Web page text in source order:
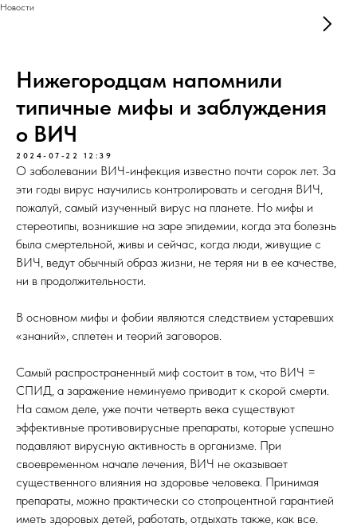
Новости
Нижегородцам напомнили
типичные мифы и заблуждения
о ВИЧ
2024-07-22 12:39
О заболевании ВИЧ-инфекция известно почти сорок лет. За
эти годы вирус научились контролировать и сегодня ВИЧ,
пожалуй, самый изученный вирус на планете. Но мифы и
стереотипы, возникшие на заре эпидемии, когда эта болезнь
была смертельной, живы и сейчас, когда люди, живущие с
ВИЧ, ведут обычный образ жизни, не теряя ни в ее качестве,
ни в продолжительности.
В основном мифы и фобии являются следствием устаревших
«знаний», сплетен и теорий заговоров.
Самый распространенный миф состоит в том, что ВИЧ =
СПИД, а заражение неминуемо приводит к скорой смерти.
На самом деле, уже почти четверть века существуют
эффективные противовирусные препараты, которые успешно
подавляют вирусную активность в организме. При
своевременном начале лечения, ВИЧ не оказывает
существенного влияния на здоровье человека. Принимая
препараты, можно практически со стопроцентной гарантией
иметь здоровых детей, работать, отдыхать также, как все.